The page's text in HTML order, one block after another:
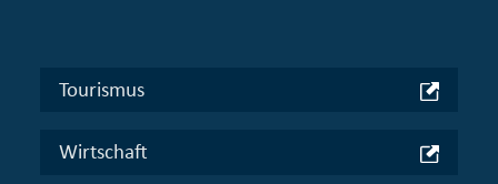
Tourismus
Wirtschaft